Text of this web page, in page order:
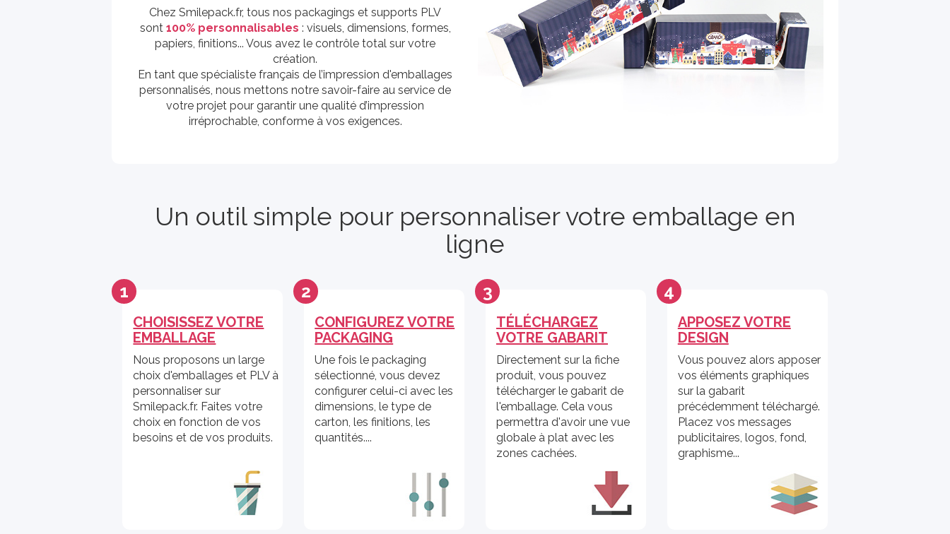
Chez Smilepack.fr, tous nos packagings et supports PLV
sont 100% personnalisables : visuels, dimensions, formes,
papiers, finitions... Vous avez le contrôle total sur votre
création.
En tant que spécialiste français de l’impression d'emballages
personnalisés, nous mettons notre savoir-faire au service de
votre projet pour garantir une qualité d’impression
irréprochable, conforme à vos exigences.
Un outil simple pour personnaliser votre emballage en
ligne
1
CHOISISSEZ VOTRE
EMBALLAGE
Nous proposons un large
choix d'emballages et PLV à
personnaliser sur
Smilepack.fr. Faites votre
choix en fonction de vos
besoins et de vos produits.
2
CONFIGUREZ VOTRE
PACKAGING
Une fois le packaging
sélectionné, vous devez
configurer celui-ci avec les
dimensions, le type de
carton, les finitions, les
quantités....
3
TÉLÉCHARGEZ
VOTRE GABARIT
Directement sur la fiche
produit, vous pouvez
télécharger le gabarit de
l'emballage. Cela vous
permettra d'avoir une vue
globale à plat avec les
zones cachées.
4
APPOSEZ VOTRE
DESIGN
Vous pouvez alors apposer
vos éléments graphiques
sur la gabarit
précédemment téléchargé.
Placez vos messages
publicitaires, logos, fond,
graphisme...